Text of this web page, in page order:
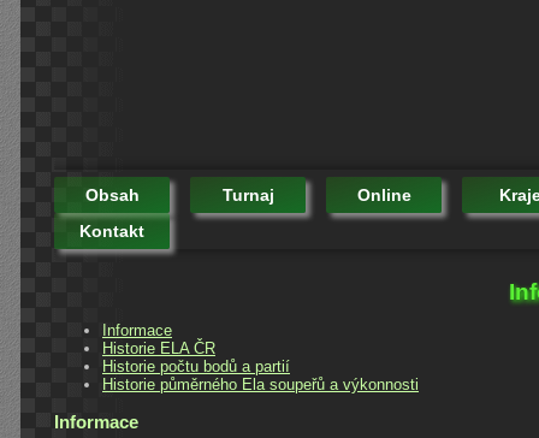
Obsah Turnaj Online
Kontakt
Informace
Historie ELA ČR
Historie počtu bodů a partií
Historie půměrného Ela soupeřů a výkonnosti
Informace